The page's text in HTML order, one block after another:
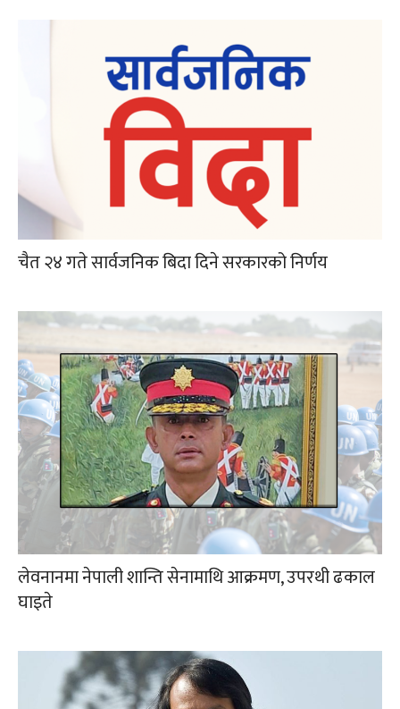
चैत २४ गते सार्वजनिक बिदा दिने सरकारको निर्णय
लेवनानमा नेपाली शान्ति सेनामाथि आक्रमण, उपरथी ढकाल
घाइते